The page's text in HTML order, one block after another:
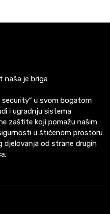
naša je briga
security“ u svom bogatom
i ugradnju sistema
zaštite koji pomažu našim
u štićenom prostoru
od strane drugih